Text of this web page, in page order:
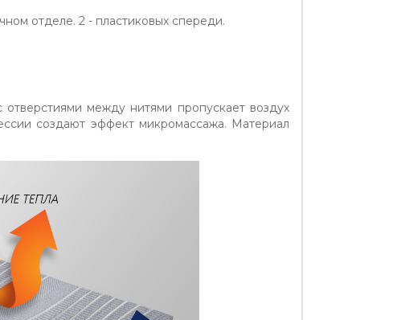
отделе. 2 - пластиковых спереди.
между нитями пропускает воздух
создают эффект микромассажа. Материал